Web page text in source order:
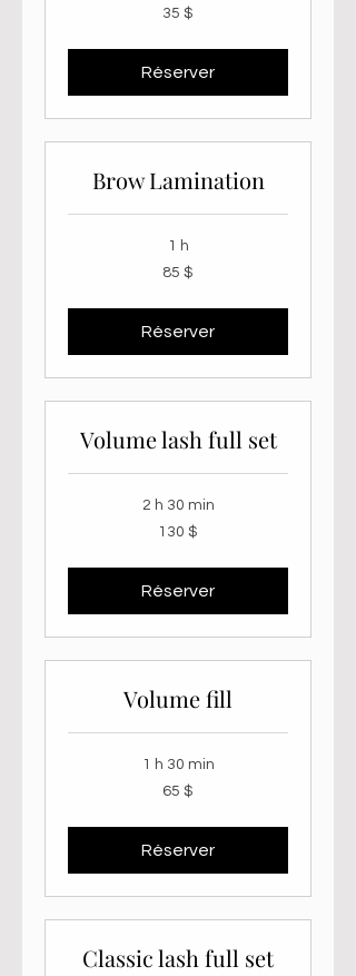
35 $
Réserver
Brow Lamination
1 h
85 $
Réserver
Volume lash full set
2 h 30 min
130 $
Réserver
Volume fill
1 h 30 min
65 $
Réserver
Classic lash full set